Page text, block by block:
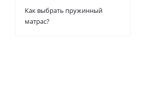
Как выбрать пружинный
матрас?